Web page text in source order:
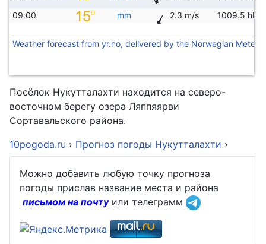
09:00 mm 2.3 m/s 1009.5 hPa
Weather forecast from yr.no, delivered by the Norwegian
Посёлок Нукутталахти находится на северо-
восточном берегу озера Ляппяярви
Сортавальского района.
10pogoda.ru › Прогноз погоды Нукутталахти ›
Можно добавить любую точку прогноза
погоды прислав название места и района
письмом на почтуили телеграмм